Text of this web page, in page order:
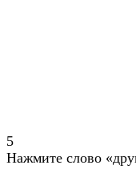
5
Нажмите слово